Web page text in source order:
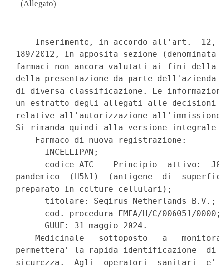
(Allegato)
Inserimento, in accordo all'art.
189/2012, in apposita sezione
farmaci non ancora valutati ai fini
della presentazione da parte dell'azienda
di diversa classificazione. Le
un estratto degli allegati alle decisioni
relative all'autorizzazione
Si rimanda quindi alla versione
    Farmaco di nuova registrazione:
      INCELLIPAN;
codice ATC -  Principio  attivo:
pandemico  (H5N1)  (antigene  di
preparato in colture cellulari);
titolare: Seqirus Netherlands
cod. procedura EMEA/H/C/006051/
      GUUE: 31 maggio 2024.
Medicinale   sottoposto   a
permettera' la rapida identificazione
sicurezza.  Agli  operatori  sanitari